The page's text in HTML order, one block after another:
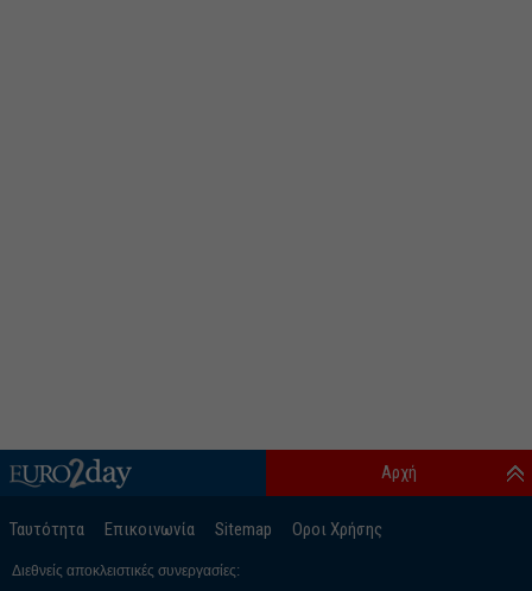
Ταυτότητα Επικοινωνία Sitemap Οροι Χρήσης
Αρχή
Διεθνείς αποκλειστικές συνεργασίες: